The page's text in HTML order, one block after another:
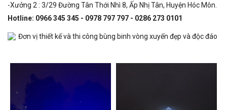
-Xưởng 2 : 3/29 Đường Tân Thới Nhì 8, Ấp Nhị Tân, Huyện Hóc Môn.
Hotline: 0966 345 345 - 0978 797 797 - 0286 273 0101